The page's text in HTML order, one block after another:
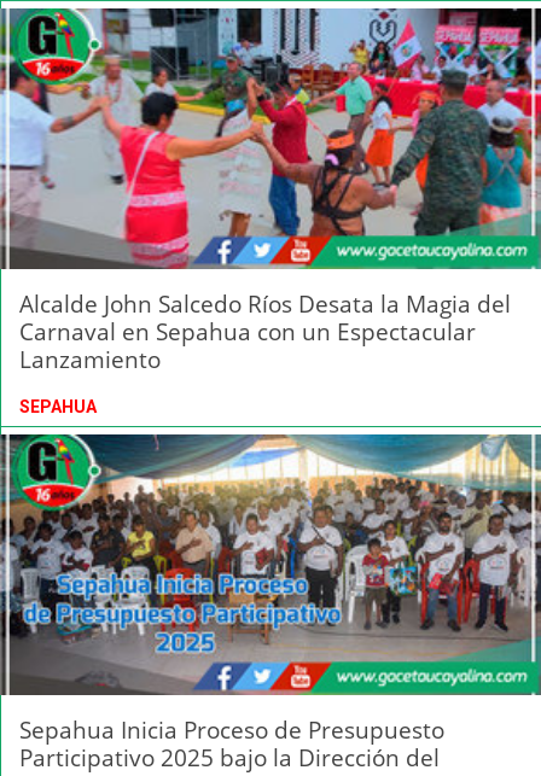
Alcalde John Salcedo Ríos Desata la Magia del
Carnaval en Sepahua con un Espectacular
Lanzamiento
SEPAHUA
Sepahua Inicia Proceso de Presupuesto
Participativo 2025 bajo la Dirección del